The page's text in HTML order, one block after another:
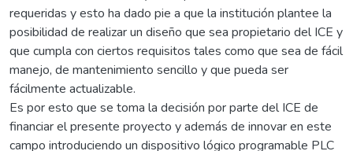
requeridas y esto ha dado pie a que la institución plantee la
posibilidad de realizar un diseño que sea propietario del ICE y
que cumpla con ciertos requisitos tales como que sea de fácil
manejo, de mantenimiento sencillo y que pueda ser
fácilmente actualizable.
Es por esto que se toma la decisión por parte del ICE de
financiar el presente proyecto y además de innovar en este
campo introduciendo un dispositivo lógico programable PLC